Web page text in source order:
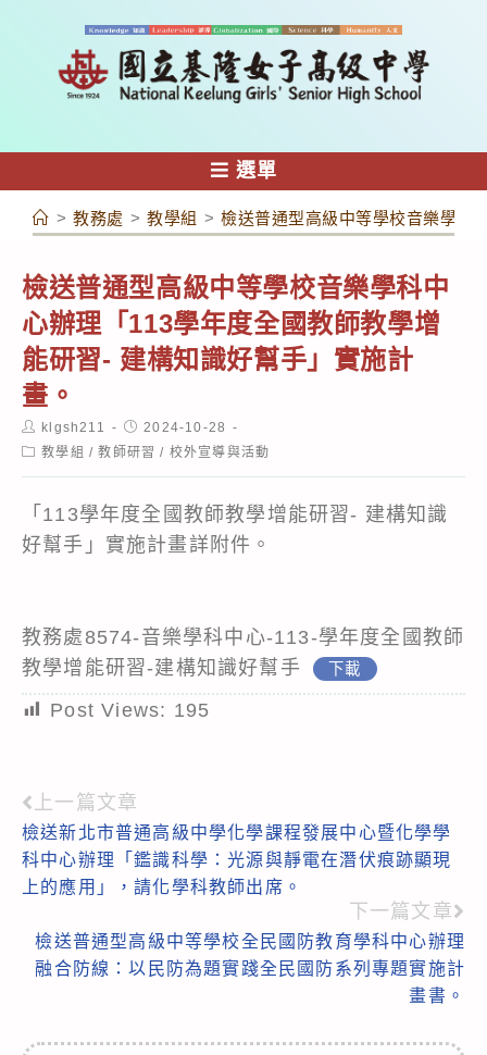
容
選單
> 教務處 > 教學組 > 檢送普通型高級中等學校音樂學科
檢送普通型高級中等學校音樂學科中
心辦理「113學年度全國教師教學增
能研習- 建構知識好幫手」實施計
畫。
Post
author:
klgsh211
Post
published:
2024-10-28
Post教學組 / 教師研習 / 校外宣導與活動
「113學年度全國教師教學增能研習- 建構知識
好幫手」實施計畫詳附件。
教務處8574-音樂學科中心-113-學年度全國教師
教學增能研習-建構知識好幫手
下載
Post Views: 195
Read
more
articles
上一篇文章
檢送新北市普通高級中學化學課程發展中心暨化學學
科中心辦理「鑑識科學：光源與靜電在潛伏痕跡顯現
上的應用」，請化學科教師出席。
下一篇文章
檢送普通型高級中等學校全民國防教育學科中心辦理
融合防線：以民防為題實踐全民國防系列專題實施計
畫書。